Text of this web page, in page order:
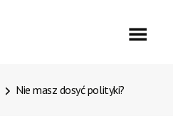
Nie masz dosyć polityki?